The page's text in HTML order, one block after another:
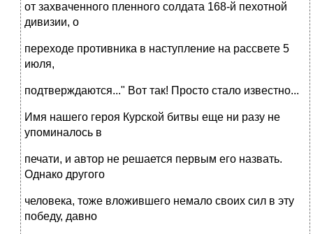
от захваченного пленного солдата 168-й пехотной
дивизии, о
переходе противника в наступление на рассвете 5
июля,
подтверждаются..." Вот так! Просто стало известно...
Имя нашего героя Курской битвы еще ни разу не
упоминалось в
печати, и автор не решается первым его назвать.
Однако другого
человека, тоже вложившего немало своих сил в эту
победу, давно